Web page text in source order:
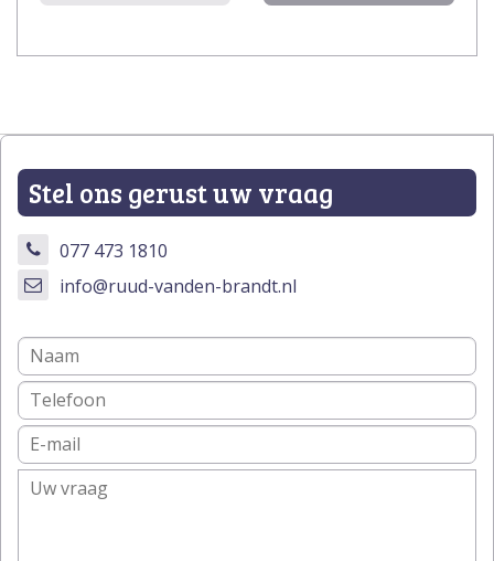
Stel ons gerust uw vraag
077 473 1810
info@ruud-vanden-brandt.nl